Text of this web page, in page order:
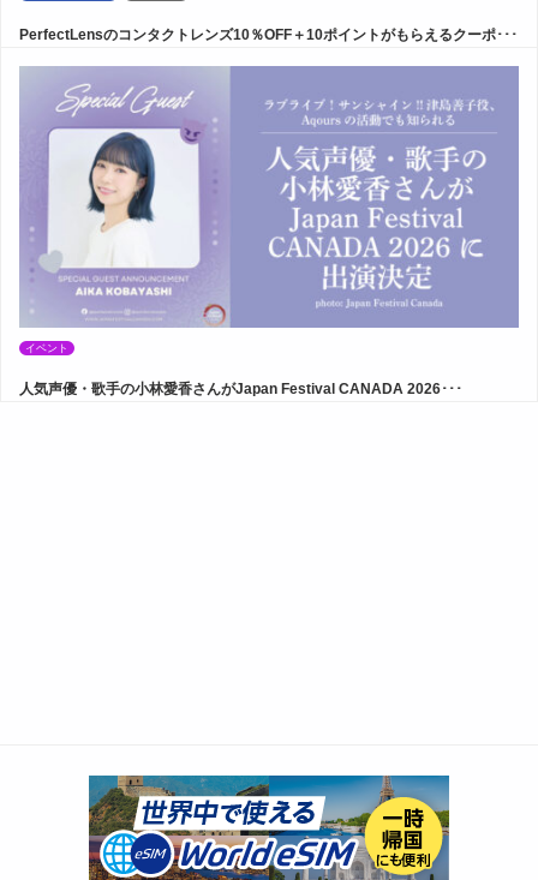
PerfectLensのコンタクトレンズ10％OFF＋10ポイントがもらえるクーポ･･･
イベント
人気声優・歌手の小林愛香さんがJapan Festival CANADA 2026･･･